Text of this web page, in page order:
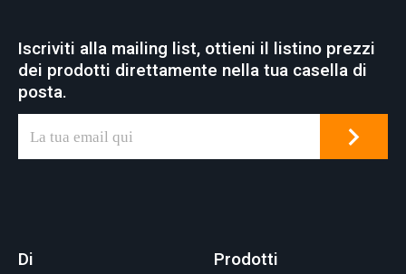
Iscriviti alla mailing list, ottieni il listino prezzi
dei prodotti direttamente nella tua casella di
posta.
Di
Prodotti